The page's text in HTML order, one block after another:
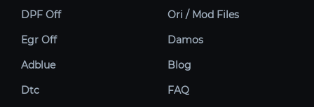
DPF Off
Egr Off
Adblue
Dtc
Ori / Mod Files
Damos
Blog
FAQ